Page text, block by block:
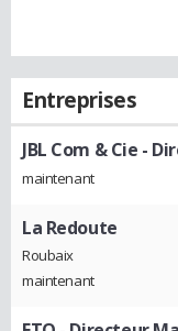
Entreprises
JBL Com & Cie -
maintenant
La Redoute
Roubaix
maintenant